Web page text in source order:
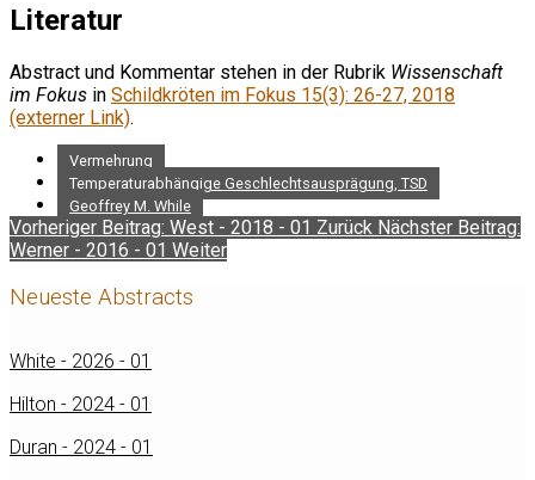
Literatur
Abstract und Kommentar stehen in der Rubrik Wissenschaft
im Fokus in Schildkröten im Fokus 15(3): 26-27, 2018
(externer Link).
Vermehrung
Temperaturabhängige Geschlechtsausprägung, TSD
Geoffrey M. While
Vorheriger Beitrag: West - 2018 - 01 Zurück Nächster Beitrag:
Werner - 2016 - 01 Weiter
Neueste Abstracts
White - 2026 - 01
Hilton - 2024 - 01
Duran - 2024 - 01